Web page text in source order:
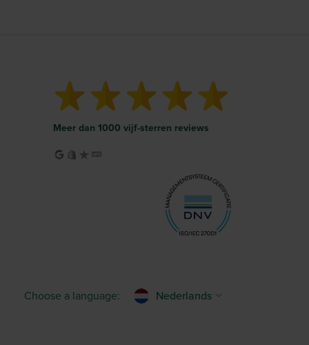
Meer dan 1000 vijf-sterren reviews
Choose a language: Nederlands